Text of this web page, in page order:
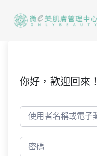
你好，歡迎回來！